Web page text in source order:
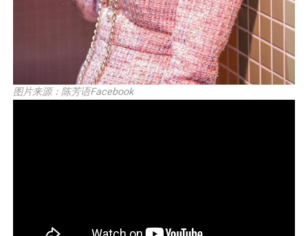
图片来源：陈芳语Facebook